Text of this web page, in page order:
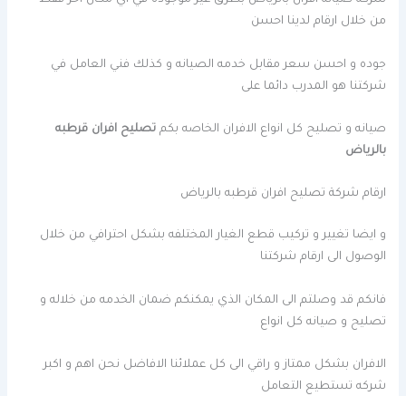
من خلال ارقام لدينا احسن
جوده و احسن سعر مقابل خدمه الصيانه و كذلك فني العامل في
شركتنا هو المدرب دائما على
صيانه و تصليح كل انواع الافران الخاصه بكمتصليح افران قرطبه
بالرياض
ارقام شركة تصليح افران قرطبه بالرياض
و ايضا تغيير و تركيب قطع الغيار المختلفه بشكل احترافي من خلال
الوصول الى ارقام شركتنا
فانكم قد وصلتم الى المكان الذي يمكنكم ضمان الخدمه من خلاله و
تصليح و صيانه كل انواع
الافران بشكل ممتاز و راقي الى كل عملائنا الافاضل نحن اهم و اكبر
شركه تستطيع التعامل